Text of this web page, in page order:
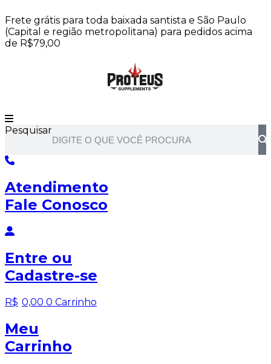
para
o
conteúdo
Frete grátis para toda baixada santista e São Paulo
(Capital e região metropolitana) para pedidos acima
de R$79,00
Pesquisar
Atendimento
Fale Conosco
Entre ou
Cadastre-se
R$ 0,00 0 Carrinho
Meu
Carrinho